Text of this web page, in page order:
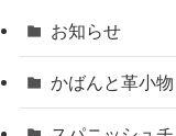
お知らせ
かばんと革小物